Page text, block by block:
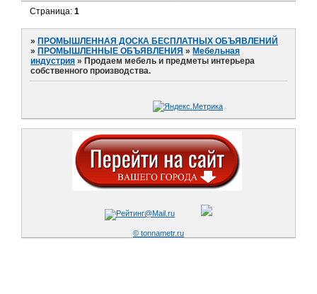
Страница:1
»ПРОМЫШЛЕННАЯ ДОСКА БЕСПЛАТНЫХ ОБЪЯВЛЕНИЙ
»ПРОМЫШЛЕННЫЕ ОБЪЯВЛЕНИЯ »Мебельная
индустрия »Продаем мебель и предметы интерьера
собственного производства.
© tonnametr.ru